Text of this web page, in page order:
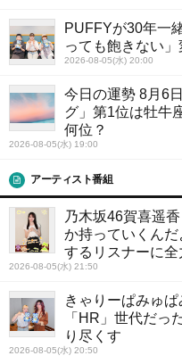
PUFFYが30年一
っても飽きない
2026-08-05(水) 20:00
今日の運勢 8月6
グ」第1位は牡牛
何位？
2026-08-05(水) 19:00
アーティスト番組
乃木坂46賀喜遥
か持っていくん
するリスナーに全
2026-08-05(水) 21:50
きゃりーぱみゅ
「HR」世代だっ
り尽くす
2026-08-05(水) 20:50